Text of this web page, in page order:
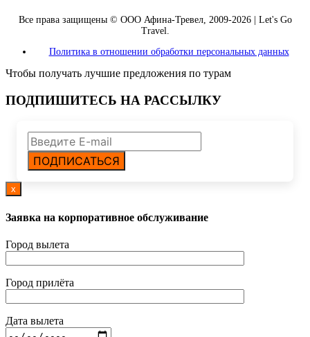
Все права защищены © ООО Афина-Тревел, 2009-2026 | Let's Go
Travel.
Политика в отношении обработки персональных данных
Чтобы получать лучшие предложения по турам
ПОДПИШИТЕСЬ НА РАССЫЛКУ
ПОДПИСАТЬСЯ
x
Заявка на корпоративное обслуживание
Город вылета
Город прилёта
Дата вылета